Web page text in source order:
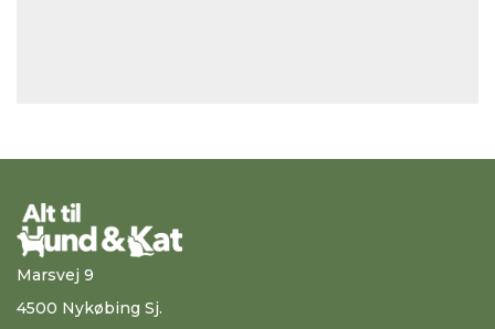
Marsvej 9
4500 Nykøbing Sj.